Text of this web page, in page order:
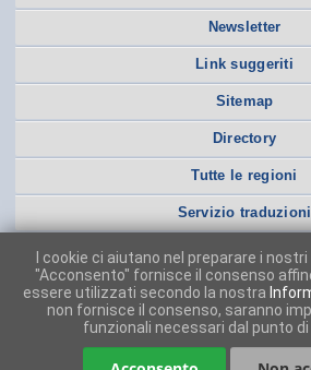
Newsletter
Link suggeriti
Sitemap
Directory
Tutte le regioni
Servizio traduzioni
I cookie ci aiutano nel preparare i
"Acconsento" fornisce il consenso
essere utilizzati secondo la nostra
non fornisce il consenso, saranno
funzionali necessari dal punto